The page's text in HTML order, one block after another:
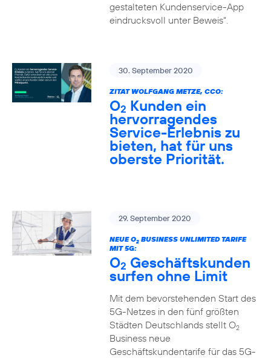
gestalteten Kundenservice-App
eindrucksvoll unter Beweis“.
30. September 2020
ZITAT WOLFGANG METZE, CCO:
O2 Kunden ein
hervorragendes
Service-Erlebnis zu
bieten, hat für uns
oberste Priorität.
29. September 2020
NEUE O2BUSINESS UNLIMITED TARIFE
MIT 5G:
O2 Geschäftskunden
surfen ohne Limit
Mit dem bevorstehenden Start des
5G-Netzes in den fünf größten
Städten Deutschlands stellt O2
Business neue
Geschäftskundentarife für das 5G-